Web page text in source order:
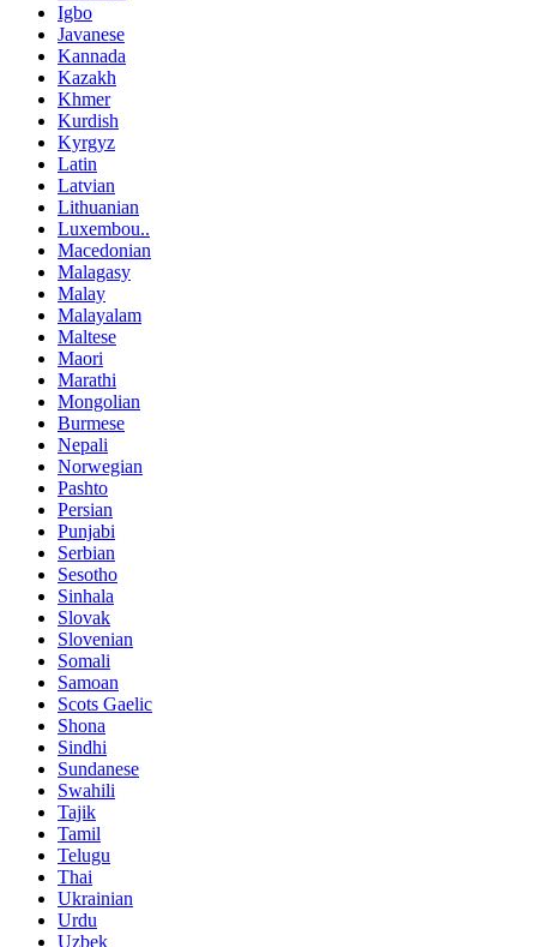
Igbo
Javanese
Kannada
Kazakh
Khmer
Kurdish
Kyrgyz
Latin
Latvian
Lithuanian
Luxembou..
Macedonian
Malagasy
Malay
Malayalam
Maltese
Maori
Marathi
Mongolian
Burmese
Nepali
Norwegian
Pashto
Persian
Punjabi
Serbian
Sesotho
Sinhala
Slovak
Slovenian
Somali
Samoan
Scots Gaelic
Shona
Sindhi
Sundanese
Swahili
Tajik
Tamil
Telugu
Thai
Ukrainian
Urdu
Uzbek